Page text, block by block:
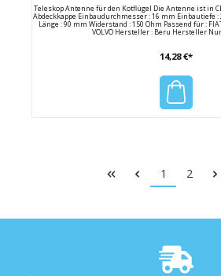
Teleskop Antenne für den Kotflügel Die Antenne ist in
Abdeckkappe Einbaudurchmesser : 16 mm Einbautiefe
Länge : 90 mm Widerstand : 150 Ohm Passend für : FIAT
VOLVO Hersteller : Beru Hersteller
14,28 €*
1 2